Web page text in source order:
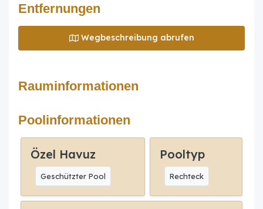
Entfernungen
Wegbeschreibung abrufen
Rauminformationen
Poolinformationen
Özel Havuz
Geschützter Pool
Pooltyp
Rechteck